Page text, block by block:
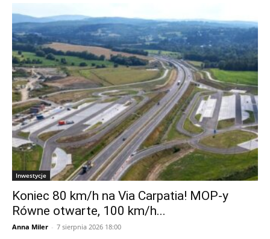
Inwestycje
Koniec 80 km/h na Via Carpatia! MOP-y
Równe otwarte, 100 km/h...
Anna Miler - 7 sierpnia 2026 18:00